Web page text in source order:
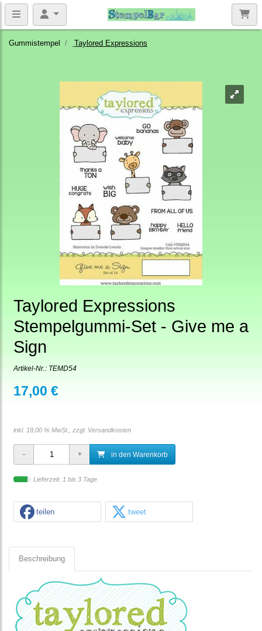
Gummistempel Taylored Expressions
Taylored Expressions
Stempelgummi-Set - Give me a
Sign
Artikel-Nr.: TEMD54
17,00 €
inkl. 19,00 % MwSt., zzgl. Versandkosten
in den Warenkorb
Lieferzeit: 1 bis 3 Tage
teilen tweet
Beschreibung